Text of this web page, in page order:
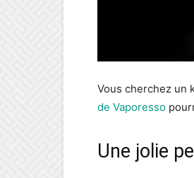
Vous cherchez un
de Vaporesso
Une jolie